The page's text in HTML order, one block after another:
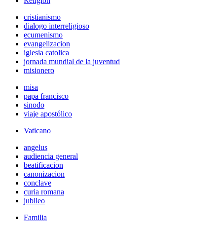
cristianismo
dialogo interreligioso
ecumenismo
evangelizacion
iglesia catolica
jornada mundial de la juventud
misionero
misa
papa francisco
sinodo
viaje apostólico
Vaticano
angelus
audiencia general
beatificacion
canonizacion
conclave
curia romana
jubileo
Familia